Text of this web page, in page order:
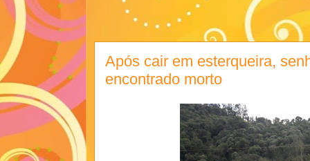
Após cair em esterqueira,
encontrado morto